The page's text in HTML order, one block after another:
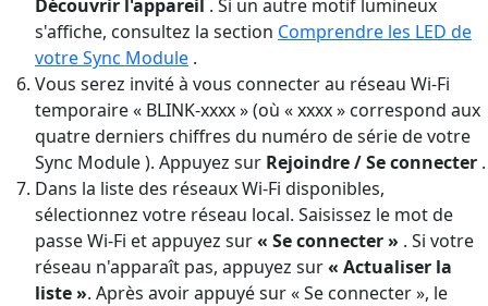
Découvrir l'appareil . Si un autre motif lumineux
s'affiche, consultez la section Comprendre les LED de
votre Sync Module .
Vous serez invité à vous connecter au réseau Wi-Fi
temporaire « BLINK-xxxx » (où « xxxx » correspond aux
quatre derniers chiffres du numéro de série de votre
Sync Module ). Appuyez sur Rejoindre / Se connecter .
Dans la liste des réseaux Wi-Fi disponibles,
sélectionnez votre réseau local. Saisissez le mot de
passe Wi-Fi et appuyez sur« Se connecter » . Si votre
réseau n'apparaît pas, appuyez sur« Actualiser la
liste ». Après avoir appuyé sur « Se connecter », le